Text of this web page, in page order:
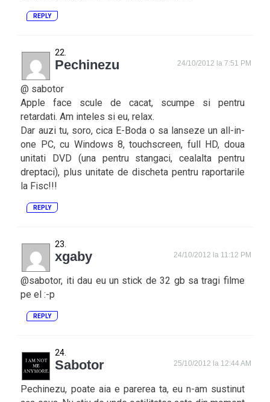
REPLY
Pechinezu 24/10/2012 la 7:51 PM
@ sabotor
Apple face scule de cacat, scumpe si pentru
retardati. Am inteles si eu, relax.
Dar auzi tu, soro, cica E-Boda o sa lanseze un all-in-
one PC, cu Windows 8, touchscreen, full HD, doua
unitati DVD (una pentru stangaci, cealalta pentru
dreptaci), plus unitate de discheta pentru raportarile
la Fisc!!!
REPLY
xgaby 24/10/2012 la 11:12 PM
@sabotor, iti dau eu un stick de 32 gb sa tragi filme
pe el :-p
REPLY
Sabotor 25/10/2012 la 12:44 AM
Pechinezu, poate aia e parerea ta, eu n-am sustinut